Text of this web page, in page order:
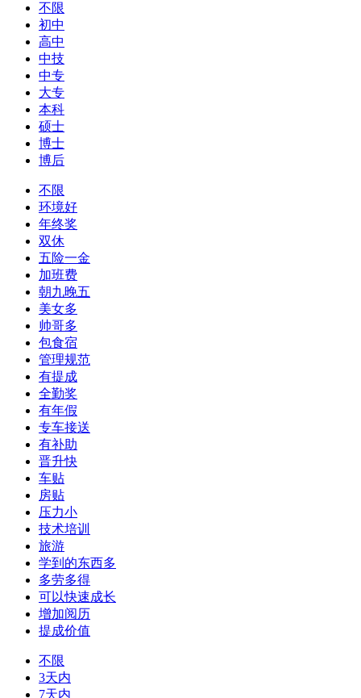
不限
初中
高中
中技
中专
大专
本科
硕士
博士
博后
不限
环境好
年终奖
双休
五险一金
加班费
朝九晚五
美女多
帅哥多
包食宿
管理规范
有提成
全勤奖
有年假
专车接送
有补助
晋升快
车贴
房贴
压力小
技术培训
旅游
学到的东西多
多劳多得
可以快速成长
增加阅历
提成价值
不限
3天内
7天内